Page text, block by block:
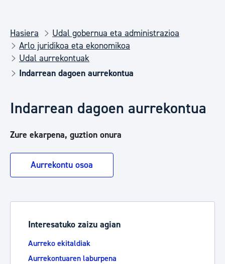
Hasiera
Udal gobernua eta administrazioa
Arlo juridikoa eta ekonomikoa
Udal aurrekontuak
Indarrean dagoen aurrekontua
Indarrean dagoen aurrekontua
Zure ekarpena, guztion onura
Aurrekontu osoa
Interesatuko zaizu agian
Aurreko ekitaldiak
Aurrekontuaren laburpena